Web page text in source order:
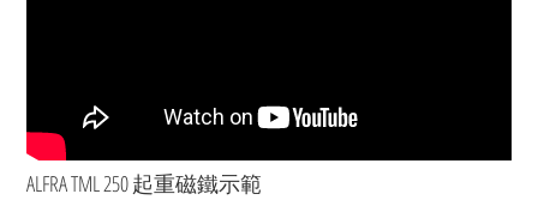
ALFRA TML 250 起重磁鐵示範